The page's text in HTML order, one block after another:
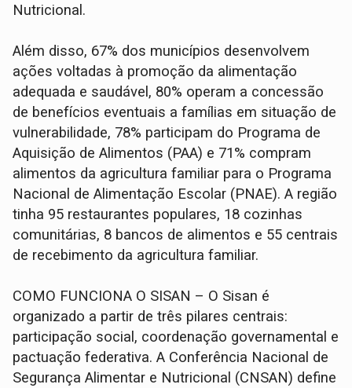
Nutricional.
Além disso, 67% dos municípios desenvolvem
ações voltadas à promoção da alimentação
adequada e saudável, 80% operam a concessão
de benefícios eventuais a famílias em situação de
vulnerabilidade, 78% participam do Programa de
Aquisição de Alimentos (PAA) e 71% compram
alimentos da agricultura familiar para o Programa
Nacional de Alimentação Escolar (PNAE). A região
tinha 95 restaurantes populares, 18 cozinhas
comunitárias, 8 bancos de alimentos e 55 centrais
de recebimento da agricultura familiar.
COMO FUNCIONA O SISAN – O Sisan é
organizado a partir de três pilares centrais:
participação social, coordenação governamental e
pactuação federativa. A Conferência Nacional de
Segurança Alimentar e Nutricional (CNSAN) define